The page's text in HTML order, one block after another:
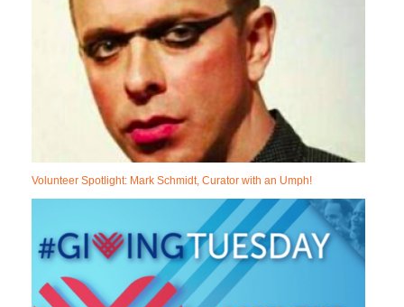
Volunteer Spotlight: Mark Schmidt, Curator with an Umph!